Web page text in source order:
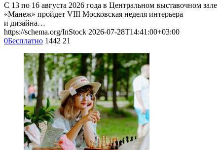
С 13 по 16 августа 2026 года в Центральном выставочном зале
«Манеж» пройдет VIII Московская неделя интерьера
и дизайна…
https://schema.org/InStock 2026-07-28T14:41:00+03:00
0Бесплатно 1442 21